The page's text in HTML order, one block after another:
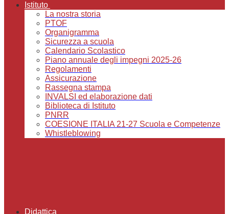
Istituto
La nostra storia
PTOF
Organigramma
Sicurezza a scuola
Calendario Scolastico
Piano annuale degli impegni 2025-26
Regolamenti
Assicurazione
Rassegna stampa
INVALSI ed elaborazione dati
Biblioteca di Istituto
PNRR
COESIONE ITALIA 21-27 Scuola e Competenze
Whistleblowing
Didattica